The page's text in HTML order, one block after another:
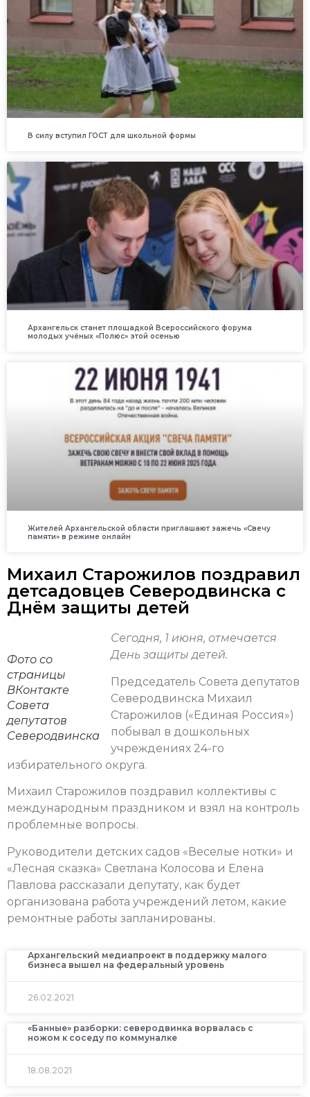
В силу вступил ГОСТ для школьной формы
Архангельск станет площадкой Всероссийского форума
молодых учёных «Полюс» этой осенью
Жителей Архангельской области приглашают зажечь «Свечу
памяти» в режиме онлайн
Михаил Старожилов поздравил
детсадовцев Северодвинска с
Днём защиты детей
Фото со
страницы
ВКонтакте
Совета
депутатов
Северодвинска
Сегодня, 1 июня, отмечается
День защиты детей.
Председатель Совета депутатов
Северодвинска Михаил
Старожилов («Единая Россия»)
побывал в дошкольных
учреждениях 24-го
избирательного округа.
Михаил Старожилов поздравил коллективы с
международным праздником и взял на контроль
проблемные вопросы.
Руководители детских садов «Веселые нотки» и
«Лесная сказка» Светлана Колосова и Елена
Павлова рассказали депутату, как будет
организована работа учреждений летом, какие
ремонтные работы запланированы.
Архангельский медиапроект в поддержку малого
бизнеса вышел на федеральный уровень
26.02.2021
«Банные» разборки: северодвинка ворвалась с
ножом к соседу по коммуналке
18.08.2021